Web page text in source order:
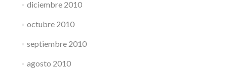
diciembre 2010
octubre 2010
septiembre 2010
agosto 2010